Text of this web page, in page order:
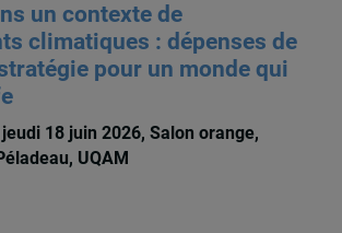
un contexte de
climatiques : dépenses de
pour un monde qui
18 juin 2026, Salon orange,
UQAM